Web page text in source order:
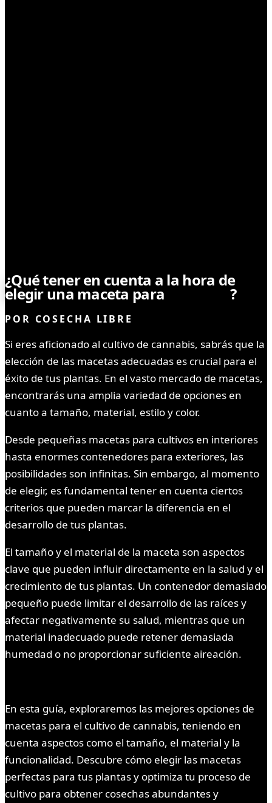
¿Qué tener en cuenta a la hora de
elegir una maceta para ?
POR COSECHA LIBRE
Si eres aficionado al cultivo de cannabis, sabrás que la
elección de las macetas adecuadas es crucial para el
éxito de tus plantas. En el vasto mercado de macetas,
encontrarás una amplia variedad de opciones en
cuanto a tamaño, material, estilo y color.
Desde pequeñas macetas para cultivos en interiores
hasta enormes contenedores para exteriores, las
posibilidades son infinitas. Sin embargo, al momento
de elegir, es fundamental tener en cuenta ciertos
criterios que pueden marcar la diferencia en el
desarrollo de tus plantas.
El tamaño y el material de la maceta son aspectos
clave que pueden influir directamente en la salud y el
crecimiento de tus plantas. Un contenedor demasiado
pequeño puede limitar el desarrollo de las raíces y
afectar negativamente su salud, mientras que un
material inadecuado puede retener demasiada
humedad o no proporcionar suficiente aireación.
En esta guía, exploraremos las mejores opciones de
macetas para el cultivo de cannabis, teniendo en
cuenta aspectos como el tamaño, el material y la
funcionalidad. Descubre cómo elegir las macetas
perfectas para tus plantas y optimiza tu proceso de
cultivo para obtener cosechas abundantes y